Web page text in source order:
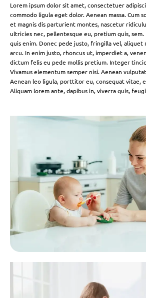
Lorem ipsum dolor sit amet, consectetuer
commodo ligula eget dolor. Aenean massa. Cum
et magnis dis parturient montes, nascetur
ultricies nec, pellentesque eu, pretium quis, sem.
quis enim. Donec pede justo, fringilla vel,
arcu. In enim justo, rhoncus ut, imperdiet a,
dictum felis eu pede mollis pretium. Integer
Vivamus elementum semper nisi. Aenean
Aenean leo ligula, porttitor eu, consequat vitae,
Aliquam lorem ante, dapibus in, viverra quis,